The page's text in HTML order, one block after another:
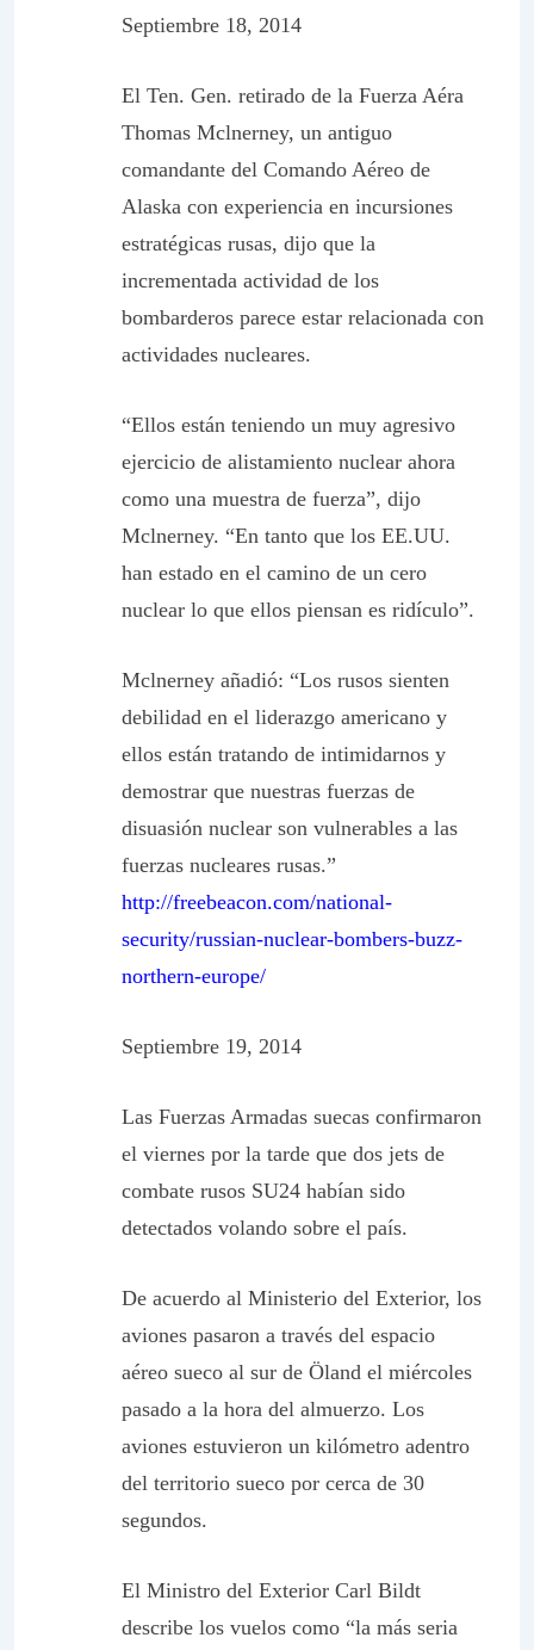
Septiembre 18, 2014
El Ten. Gen. retirado de la Fuerza Aéra
Thomas Mclnerney, un antiguo
comandante del Comando Aéreo de
Alaska con experiencia en incursiones
estratégicas rusas, dijo que la
incrementada actividad de los
bombarderos parece estar relacionada con
actividades nucleares.
“Ellos están teniendo un muy agresivo
ejercicio de alistamiento nuclear ahora
como una muestra de fuerza”, dijo
Mclnerney. “En tanto que los EE.UU.
han estado en el camino de un cero
nuclear lo que ellos piensan es ridículo”.
Mclnerney añadió: “Los rusos sienten
debilidad en el liderazgo americano y
ellos están tratando de intimidarnos y
demostrar que nuestras fuerzas de
disuasión nuclear son vulnerables a las
fuerzas nucleares rusas.”
http://freebeacon.com/national-
security/russian-nuclear-bombers-buzz-
northern-europe/
Septiembre 19, 2014
Las Fuerzas Armadas suecas confirmaron
el viernes por la tarde que dos jets de
combate rusos SU24 habían sido
detectados volando sobre el país.
De acuerdo al Ministerio del Exterior, los
aviones pasaron a través del espacio
aéreo sueco al sur de Öland el miércoles
pasado a la hora del almuerzo. Los
aviones estuvieron un kilómetro adentro
del territorio sueco por cerca de 30
segundos.
El Ministro del Exterior Carl Bildt
describe los vuelos como “la más seria